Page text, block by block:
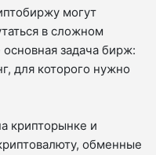
могут
в сложном
задача бирж:
для которого нужно
крипторынке и
обменные